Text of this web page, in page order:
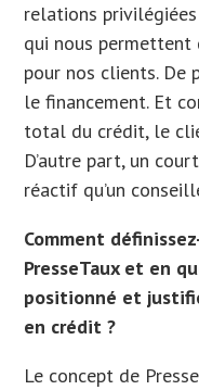
relations
qui nous permettent
pour nos clients. De
le financement. Et
total du crédit, le
D’autre part, un
réactif qu’un
Comment
PresseTaux et en
positionné et
en crédit ?
Le concept de